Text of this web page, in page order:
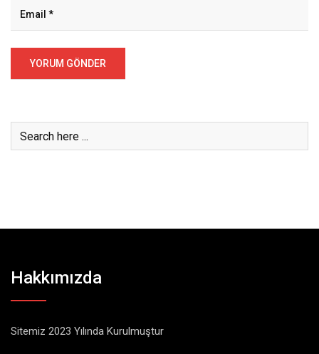
Hakkımızda
Sitemiz 2023 Yılında Kurulmuştur